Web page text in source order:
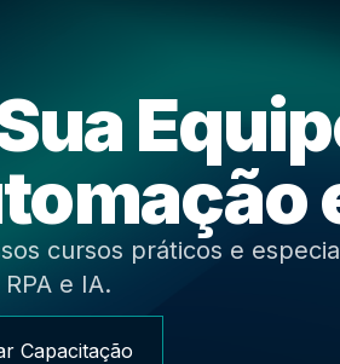
cursos práticos e
e IA.
Capacitação